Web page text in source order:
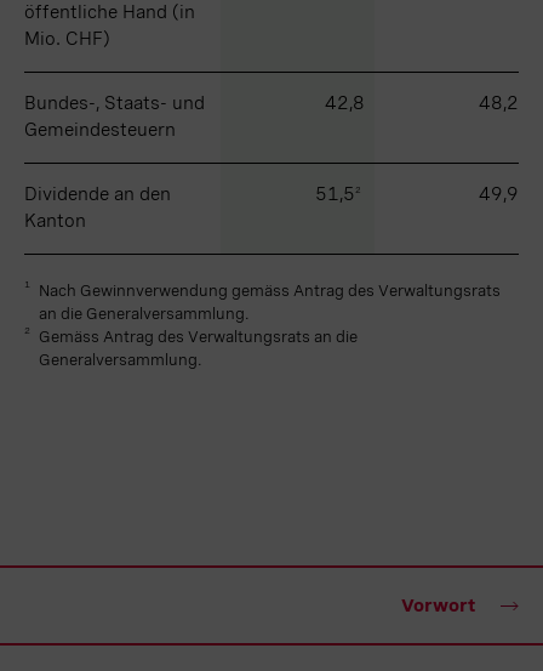
öffentliche Hand (in
Mio. CHF)
Bundes-, Staats- und
Gemeindesteuern
42,8 48,2
Dividende an den
Kanton
51,5 2 49,9
öffentliche Hand (in
Mio. CHF)
Bundes-, Staats- und
Gemeindesteuern
Dividende an den
Kanton
1
Nach Gewinnverwendung gemäss Antrag des Verwaltungsrats
an die Generalversammlung.
2
Gemäss Antrag des Verwaltungsrats an die
Generalversammlung.
Vorwort